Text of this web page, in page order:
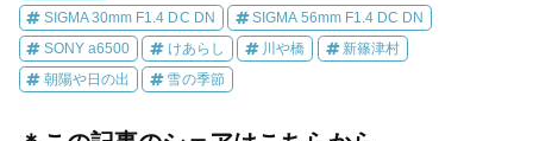
SIGMA 30mm F1.4 DC DN SIGMA 56mm F1.4 DC DN
SONY a6500 けあらし 川や橋 新篠津村
朝陽や日の出 雪の季節